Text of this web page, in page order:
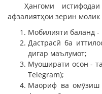
Ҳангоми
афзалиятҳои зерин
Мобилияти баланд -
Дастрасӣ ба
дигар маълумот;
Муоширати осон -
Telegram);
Маориф ва омӯзиш